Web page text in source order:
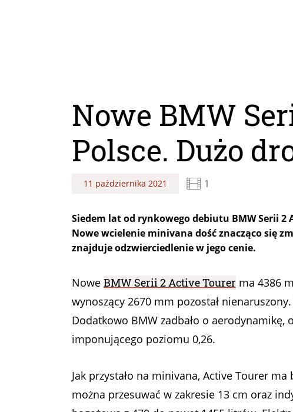
Nowe BMW
Polsce. Dużo
11 października 2021 1
Siedem lat od rynkowego debiutu BMW Serii 2
Nowe wcielenie minivana dość znacząco się
znajduje odzwierciedlenie w jego cenie.
Nowe BMW Serii 2 Active Tourer ma 4386
wynoszący 2670 mm pozostał
Dodatkowo BMW zadbało o aerodynamikę,
imponującego poziomu 0,26.
Jak przystało na minivana, Active Tourer
można przesuwać w zakresie 13 cm oraz